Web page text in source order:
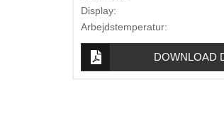
Display:
Arbejdstemperatur:
DOWNLOAD